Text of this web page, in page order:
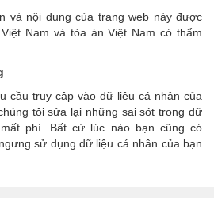
và nội dung của trang web này được
Nam và tòa án Việt Nam có thẩm
cầu truy cập vào dữ liệu cá nhân của
tôi sửa lại những sai sót trong dữ
phí. Bất cứ lúc nào bạn cũng có
sử dụng dữ liệu cá nhân của bạn